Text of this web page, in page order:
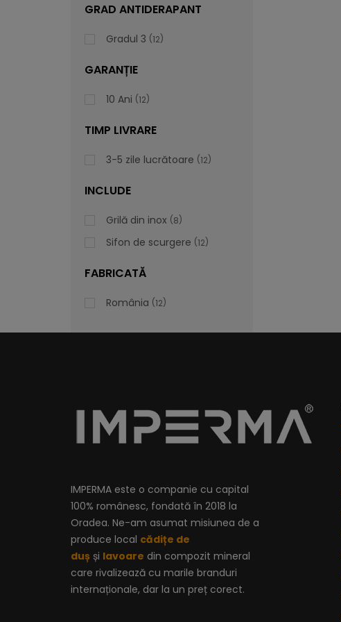
GRAD ANTIDERAPANT
Gradul 3 12
GARANȚIE
10 Ani 12
TIMP LIVRARE
3-5 zile lucrătoare 12
INCLUDE
Grilă din inox 8
Sifon de scurgere 12
FABRICATĂ
România 12
IMPERMA este o companie cu capital
100% românesc, fondată în 2018 la
Oradea. Ne-am asumat misiunea de a
produce local cădițe de
duș și lavoare din compozit mineral
care rivalizează cu marile branduri
internaționale, dar la un preț corect.